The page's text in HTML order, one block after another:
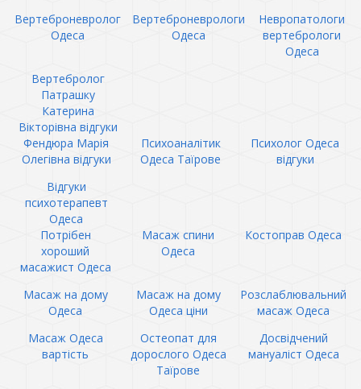
Вертеброневролог
Одеса
Вертеброневрологи
Одеса
Невропатологи
вертебрологи
Одеса
Вертебролог
Патрашку
Катерина
Вікторівна відгуки
Фендюра Марія
Олегівна відгуки
Психоаналітик
Одеса Таїрове
Психолог Одеса
відгуки
Відгуки
психотерапевт
Одеса
Потрібен
хороший
масажист Одеса
Масаж спини
Одеса
Костоправ Одеса
Масаж на дому
Одеса
Масаж на дому
Одеса ціни
Розслаблювальний
масаж Одеса
Масаж Одеса
вартість
Остеопат для
дорослого Одеса
Таїрове
Досвідчений
мануаліст Одеса